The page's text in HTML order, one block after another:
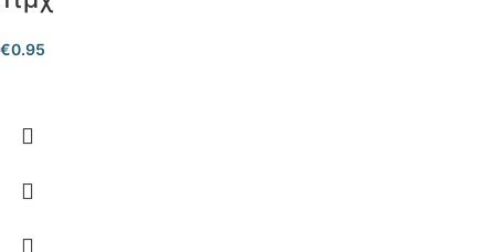
€0.95